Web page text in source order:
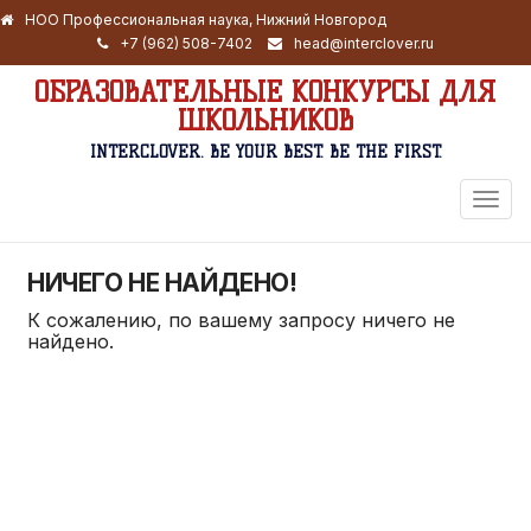
НОО Профессиональная наука, Нижний Новгород
+7 (962) 508-7402
head@interclover.ru
ОБРАЗОВАТЕЛЬНЫЕ КОНКУРСЫ ДЛЯ
ШКОЛЬНИКОВ
INTERCLOVER. BE YOUR BEST. BE THE FIRST.
НИЧЕГО НЕ НАЙДЕНО!
К сожалению, по вашему запросу ничего не
найдено.